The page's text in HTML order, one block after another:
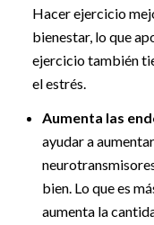
Hacer ejercicio
bienestar, lo que
ejercicio también
el estrés.
Aumenta las
ayudar a
bien. Lo que es
aumenta la